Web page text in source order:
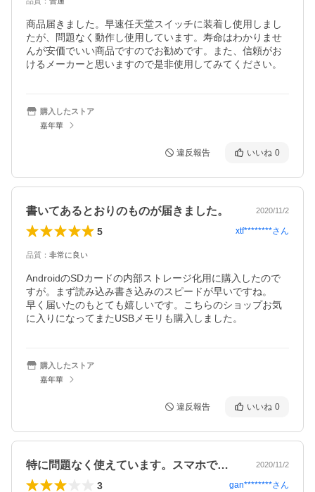
商品届きました。早速任天堂スイッチに装着し使用しまし
たが、問題なく動作し使用しています。寿命はわかりませ
んが安価でいい商品ですのでお勧めです。また、信頼がお
けるメーカーと思いますので是非使用してみてください。
購入したストア
嘉年華
違反報告 いいね 0
書いてあるとおりのものが届きました。 2020/11/2
5 xtf********さん
品質 ： 非常に良い
AndroidのSDカードの内部ストレージ化用に購入したので
すが。まず読み込み書き込みのスピードが早いですね。
早く届いたのもとても嬉しいです。こちらのショップお気
に入りになってまたUSBメモリも購入しました。
購入したストア
嘉年華
違反報告 いいね 0
特に問題なく使えています。スマホで撮っ… 2020/11/2
3 gan********さん